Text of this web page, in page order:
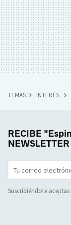
TEMAS DE INTERÉS
RECIBE
Suscribiéndote aceptas